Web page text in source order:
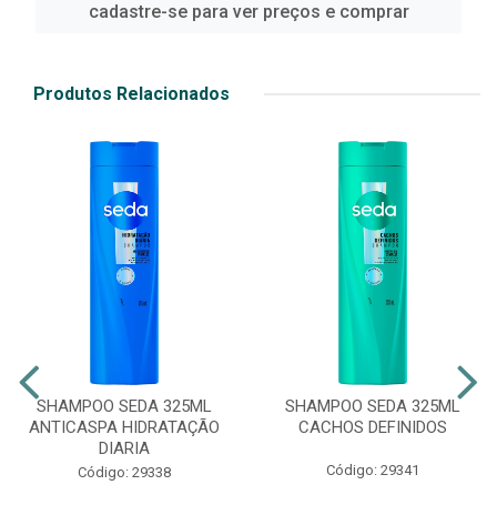
cadastre-se para ver preços e comprar
Produtos Relacionados
SHAMPOO SEDA 325ML
ANTICASPA HIDRATAÇÃO
DIARIA
Código: 29338
SHAMPOO SEDA 325ML
CACHOS DEFINIDOS
Código: 29341